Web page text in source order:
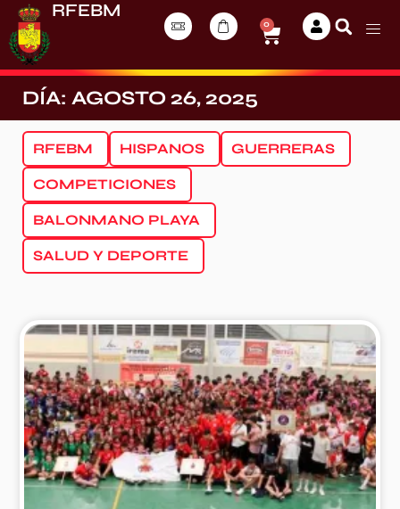
RFEBM
0
DÍA: AGOSTO 26, 2025
RFEBM HISPANOS GUERRERAS
COMPETICIONES
BALONMANO PLAYA
SALUD Y DEPORTE